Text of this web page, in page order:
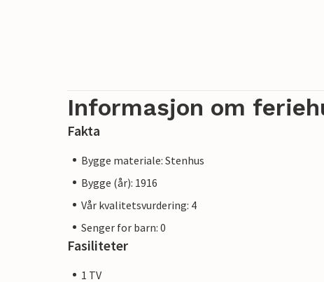
Informasjon om
Fakta
Bygge materiale: Stenhus
Bygge (år): 1916
Vår kvalitetsvurdering: 4
Senger for barn: 0
Fasiliteter
1 TV